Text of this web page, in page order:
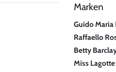
Marken
Guido Maria
Raffaello
Betty
Miss Lagotte